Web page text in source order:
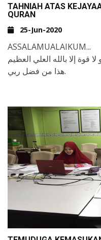
TAHNIAH ATAS
QURAN
25-Jun-2020
ASSALAMUALAIKUM...
هذا من فضل ربي.
ALHAMDULLILAH..
💝 TERLAKAR LAGI 1
MAAHAD TAHFIZ
APABILA SEORANG LAGI
NURBILAH IZZAH
WALAUPUN BERADA
TETAPBELIAU
DAN TELAH LULUS
DOAKAN AGAR MTQ
LEBIH RAMAI LAGI
BERTAQWA DAN